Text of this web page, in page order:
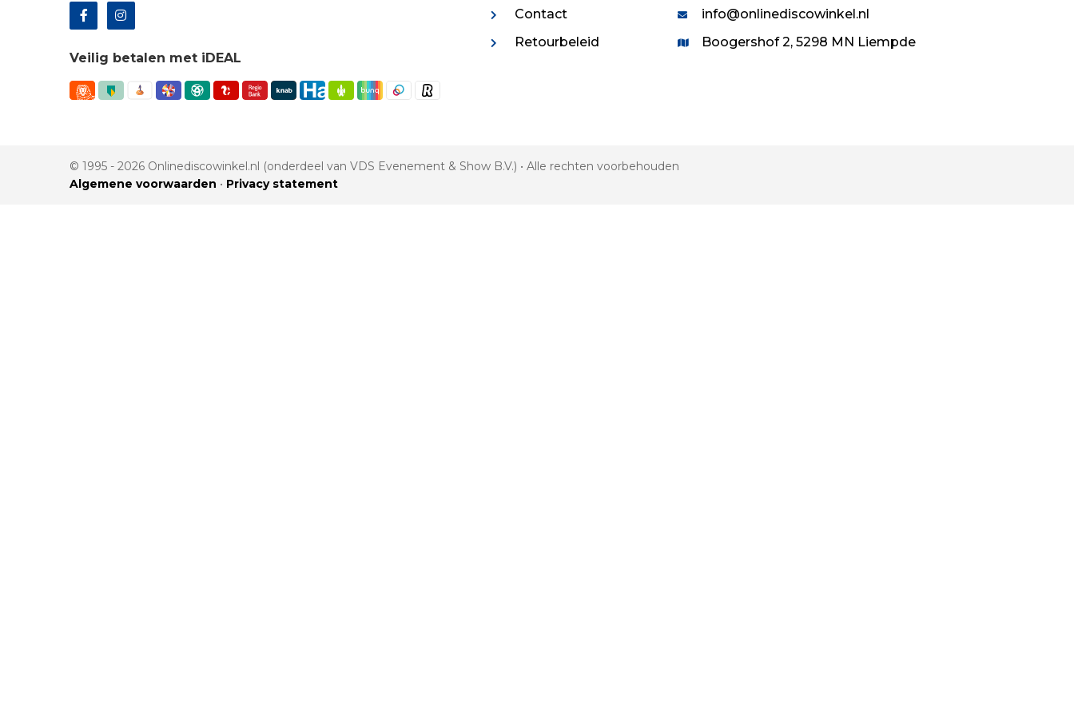
Veilig betalen met iDEAL
Contact
Retourbeleid
info@onlinediscowinkel.nl
Boogershof 2, 5298 MN Liempde
© 1995 - 2026 Onlinediscowinkel.nl (onderdeel van VDS Evenement & Show B.V.) • Alle rechten voorbehouden
Algemene voorwaarden • Privacy statement